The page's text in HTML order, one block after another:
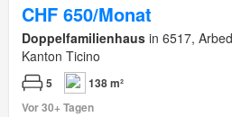
CHF 650/Monat
Doppelfamilienhaus in 6517,
Kanton Ticino
5
138 m²
Vor 30+ Tagen